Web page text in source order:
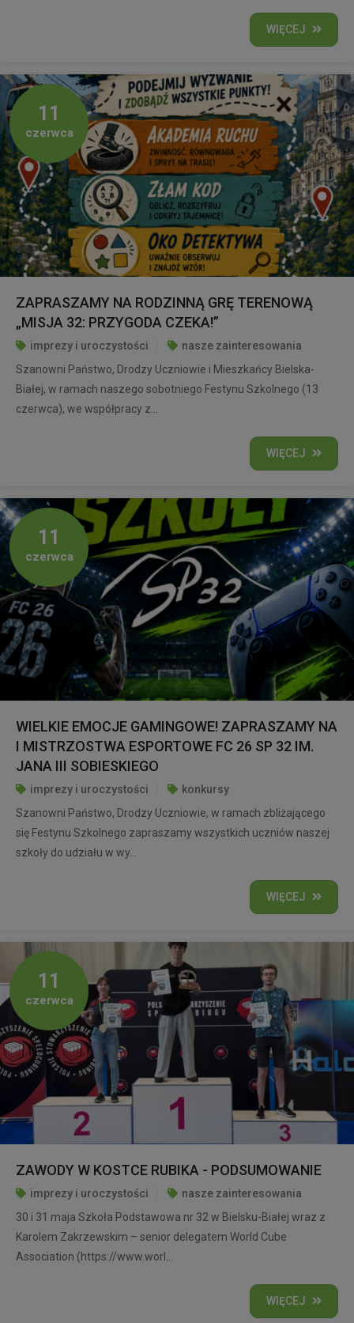
WIĘCEJ
11
czerwca
ZAPRASZAMY NA RODZINNĄ GRĘ TERENOWĄ
„MISJA 32: PRZYGODA CZEKA!”
imprezy i uroczystości
nasze zainteresowania
Szanowni Państwo, Drodzy Uczniowie i Mieszkańcy Bielska-
Białej, w ramach naszego sobotniego Festynu Szkolnego (13
czerwca), we współpracy z...
WIĘCEJ
11
czerwca
WIELKIE EMOCJE GAMINGOWE! ZAPRASZAMY NA
I MISTRZOSTWA ESPORTOWE FC 26 SP 32 IM.
JANA III SOBIESKIEGO
imprezy i uroczystości
konkursy
Szanowni Państwo, Drodzy Uczniowie, w ramach zbliżającego
się Festynu Szkolnego zapraszamy wszystkich uczniów naszej
szkoły do udziału w wy...
WIĘCEJ
11
czerwca
ZAWODY W KOSTCE RUBIKA - PODSUMOWANIE
imprezy i uroczystości
nasze zainteresowania
30 i 31 maja Szkoła Podstawowa nr 32 w Bielsku-Białej wraz z
Karolem Zakrzewskim – senior delegatem World Cube
Association (https://www.worl...
WIĘCEJ